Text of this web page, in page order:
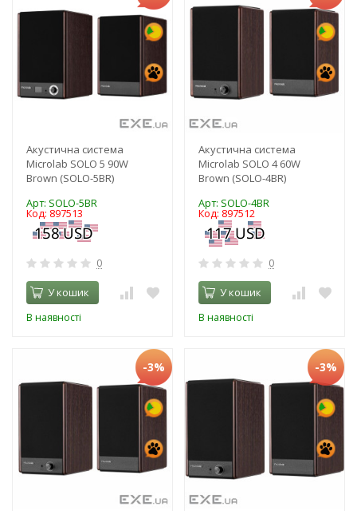
Акустична система
Microlab SOLO 5 90W
Brown (SOLO-5BR)
Арт: SOLO-5BR
Код: 897513
0
У кошик
В наявності
Акустична система
Microlab SOLO 4 60W
Brown (SOLO-4BR)
Арт: SOLO-4BR
Код: 897512
0
У кошик
В наявності
-3% -3%